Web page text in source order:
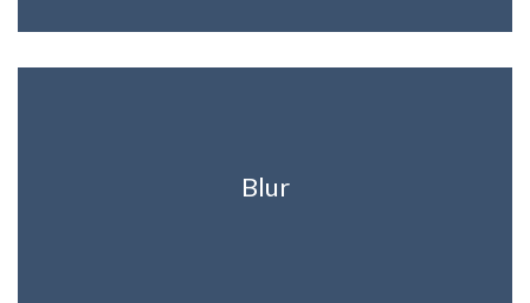
Blur